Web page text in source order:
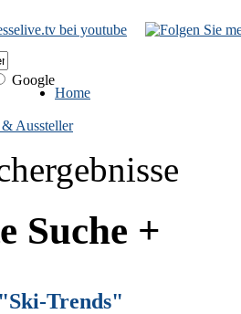
Google
Home
Aussteller
Suche +
Trends"